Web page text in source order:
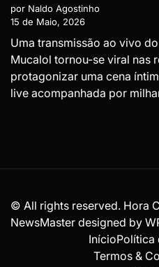
por Naldo Agostinho
15 de Maio, 2026
Uma transmissão ao vivo
Mucalol tornou-se viral nas
protagonizar uma cena
live acompanhada por
© All rights reserved. Hora
NewsMaster designed by
InícioPolítica
Termos &